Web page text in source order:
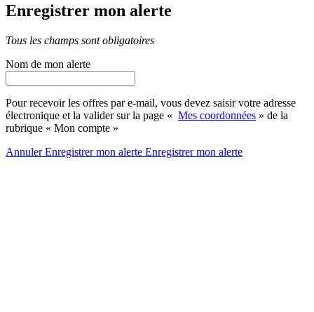
Enregistrer mon alerte
Tous les champs sont obligatoires
Nom de mon alerte
Pour recevoir les offres par e-mail, vous devez saisir votre adresse
électronique et la valider sur la page « Mes coordonnées » de la
rubrique « Mon compte »
AnnulerEnregistrer mon alerte Enregistrermon alerte